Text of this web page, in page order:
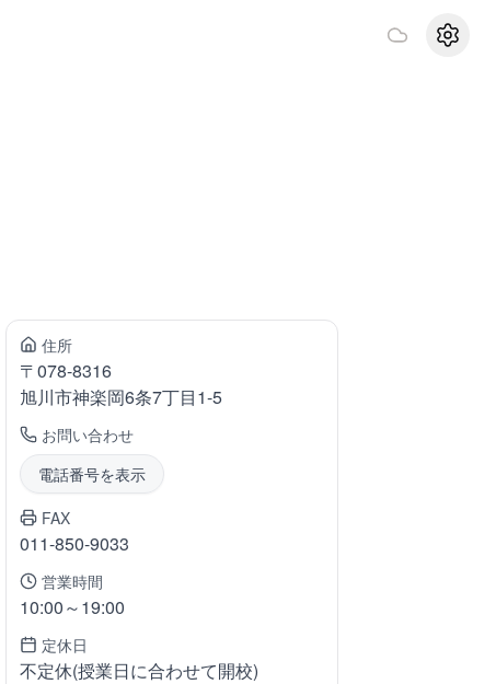
設定
住所
〒078-8316
旭川市神楽岡6条7丁目1-5
お問い合わせ
電話番号を表示
FAX
011-850-9033
営業時間
10:00～19:00
定休日
不定休(授業日に合わせて開校)